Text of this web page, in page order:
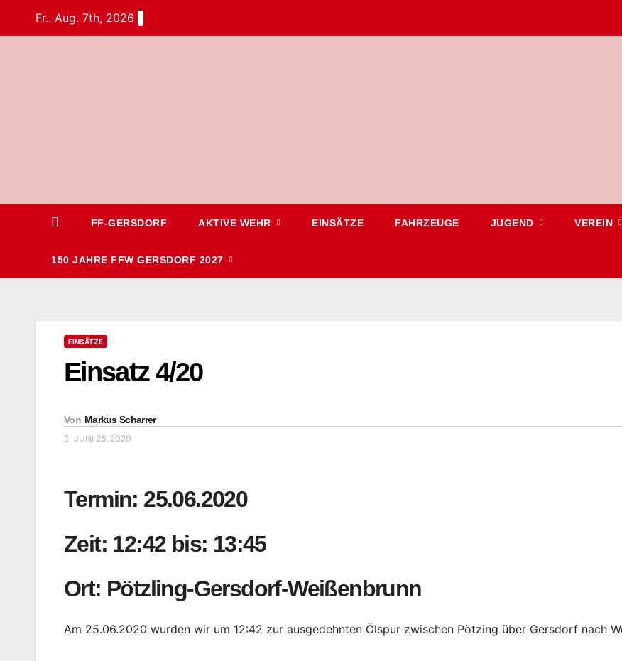
Fr.. Aug. 7th, 2026
FF-GERSDORF AKTIVE WEHR EINSÄTZE FAHRZEUGE JUGEND VEREIN
150 JAHRE FFW GERSDORF 2027
EINSÄTZE
Einsatz 4/20
Von Markus Scharrer
JUNI 25, 2020
Termin: 25.06.2020
Zeit: 12:42 bis: 13:45
Ort: Pötzling-Gersdorf-Weißenbrunn
Am 25.06.2020 wurden wir um 12:42 zur ausgedehnten Ölspur zwischen Pötzing über Gersdorf nach